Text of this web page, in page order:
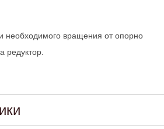
необходимого вращения от опорно
редуктор.